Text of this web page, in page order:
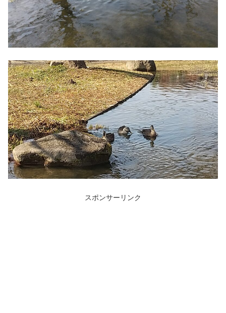
スポンサーリンク